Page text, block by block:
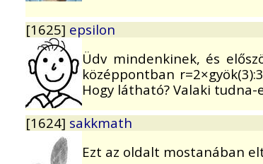
[1625] epsilon
Üdv mindenkinek, és
középpontban
Hogy látható? Valaki
[1624] sakkmath
Ezt az oldalt mostanában